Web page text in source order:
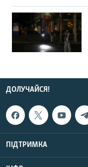
ДОЛУЧАЙСЯ!
ПІДТРИМКА